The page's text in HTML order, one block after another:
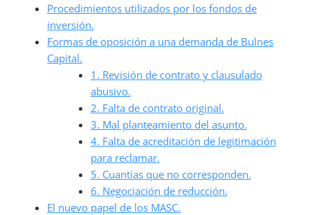
Procedimientos utilizados por los fondos de
inversión.
Formas de oposición a una demanda de Bulnes
Capital.
1. Revisión de contrato y clausulado
abusivo.
2. Falta de contrato original.
3. Mal planteamiento del asunto.
4. Falta de acreditación de legitimación
para reclamar.
5. Cuantías que no corresponden.
6. Negociación de reducción.
El nuevo papel de los MASC.